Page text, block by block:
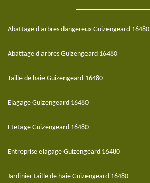
Abattage d'arbres dangereux Guizengeard 16480
Abattage d'arbres Guizengeard 16480
Taille de haie Guizengeard 16480
Elagage Guizengeard 16480
Etetage Guizengeard 16480
Entreprise elagage Guizengeard 16480
Jardinier taille de haie Guizengeard 16480